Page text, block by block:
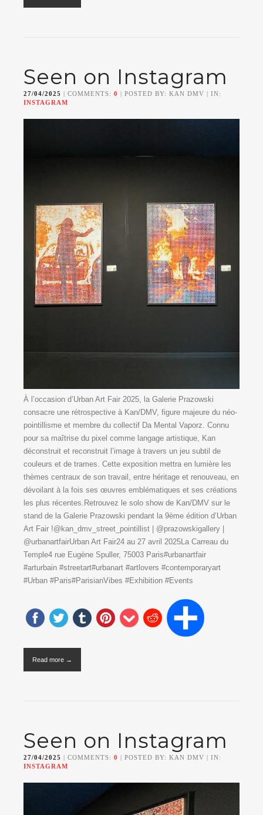
Seen on Instagram
27/04/2025 | COMMENTS: 0 | POSTED BY: KAN DMV | IN:
INSTAGRAM
À l’occasion d’Urban Art Fair 2025, la Galerie Prazowski
consacre une rétrospective à Kan/DMV, figure majeure du néo-
pointillisme et membre du collectif Da Mental Vaporz. Connu
pour sa maîtrise du pixel comme langage artistique, Kan
déconstruit et reconstruit l’image à travers un jeu subtil de
couleurs et de trames. Cette exposition mettra en lumière les
thèmes centraux de son travail, entre héritage et renouveau, en
dévoilant à la fois ses œuvres emblématiques et ses créations
les plus récentes.Retrouvez le solo show de Kan/DMV sur le
stand de la Galerie Prazowski pendant la 9ème édition d’Urban
Art Fair !@kan_dmv_street_pointillist | @prazowskigallery |
@urbanartfairUrban Art Fair24 au 27 avril 2025La Carreau du
Temple4 rue Eugène Spuller, 75003 Paris#urbanartfair
#arturbain #streetart#urbanart #artlovers #contemporaryart
#Urban #Paris#ParisianVibes #Exhibition #Events
Read more →
Seen on Instagram
27/04/2025 | COMMENTS: 0
| POSTED BY: KAN DMV | IN:
INSTAGRAM